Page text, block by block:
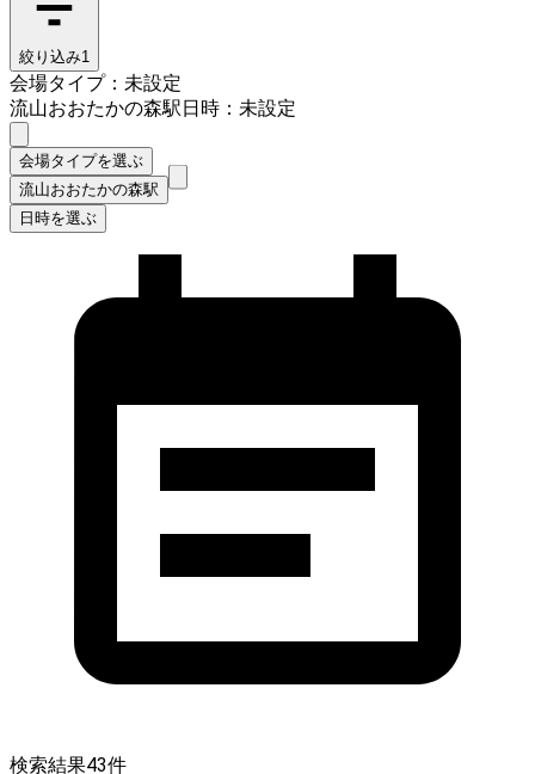
絞り込み1
会場タイプ：未設定
流山おおたかの森駅日時：未設定
会場タイプを選ぶ
流山おおたかの森駅
日時を選ぶ
検索結果43件